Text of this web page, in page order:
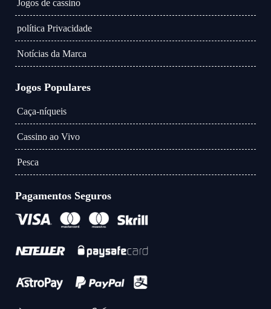
Jogos de cassino
política Privacidade
Notícias da Marca
Jogos Populares
Caça-níqueis
Cassino ao Vivo
Pesca
Pagamentos Seguros